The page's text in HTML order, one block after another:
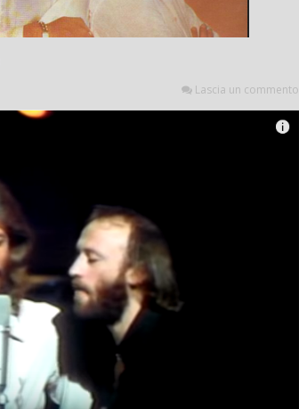
Lascia un commento